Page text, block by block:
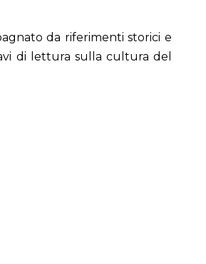
da riferimenti storici e
di lettura sulla cultura del